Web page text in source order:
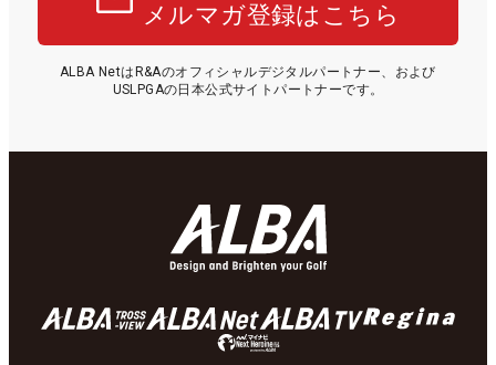
メルマガ登録はこちら
ALBA NetはR&Aのオフィシャルデジタルパートナー、および
USLPGAの日本公式サイトパートナーです。